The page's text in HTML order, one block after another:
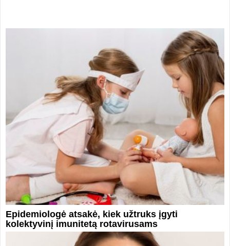
Epidemiologė atsakė, kiek užtruks įgyti
kolektyvinį imunitetą rotavirusams